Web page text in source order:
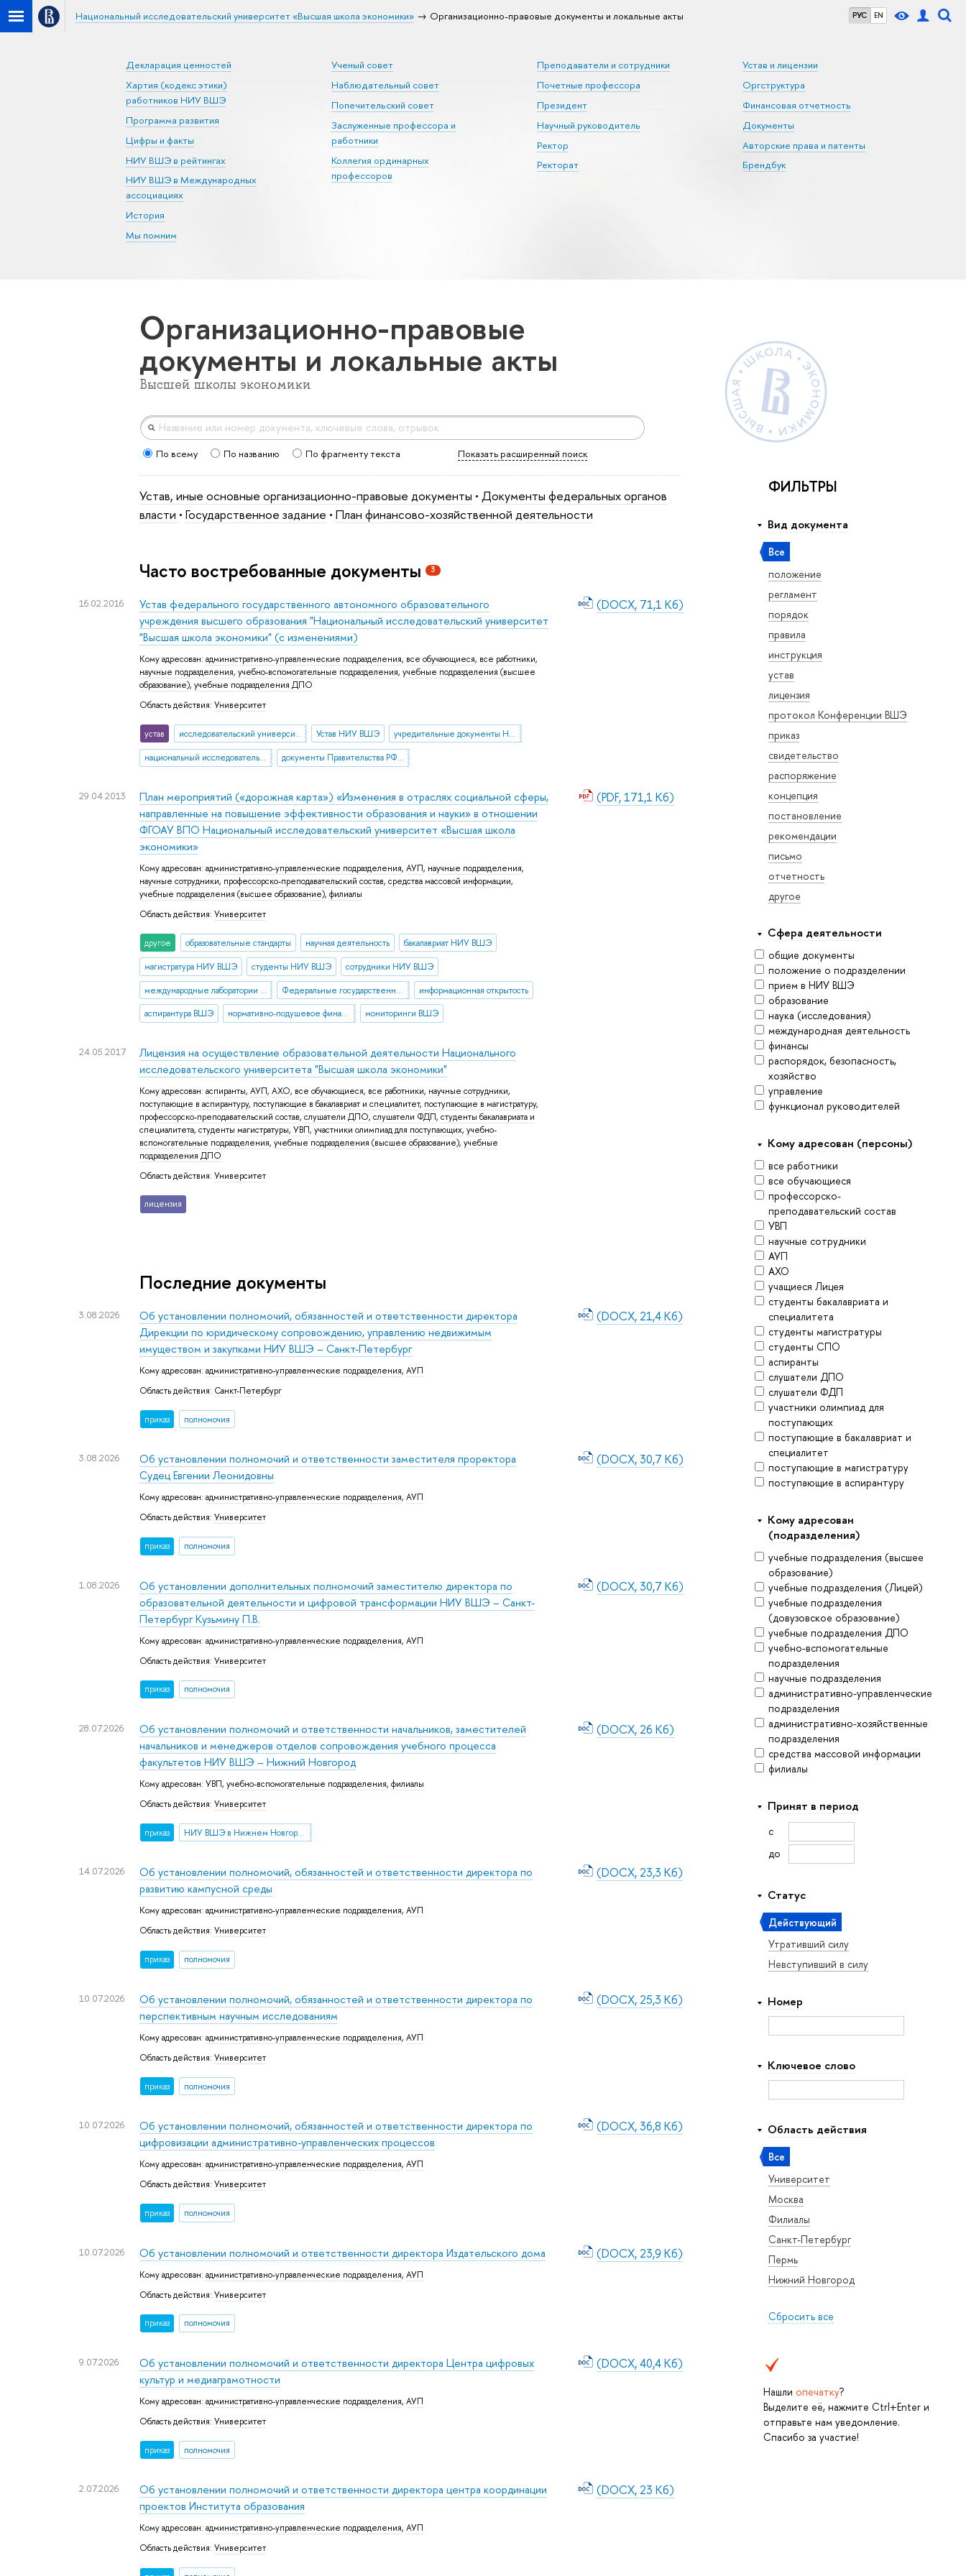
РУС EN
Национальный исследовательский университет «Высшая школа экономики» Организационно-правовые документы и локальные акты
Декларация ценностей
Хартия (кодекс этики)
работников НИУ ВШЭ
Программа развития
Цифры и факты
НИУ ВШЭ в рейтингах
НИУ ВШЭ в Международных
ассоциациях
История
Мы помним
Ученый совет
Наблюдательный совет
Попечительский совет
Заслуженные профессора и
работники
Коллегия ординарных
профессоров
Преподаватели и сотрудники
Почетные профессора
Президент
Научный руководитель
Ректор
Ректорат
Устав и лицензии
Оргструктура
Финансовая отчетность
Документы
Авторские права и патенты
Брендбук
ФИЛЬТРЫ
Вид документа
Все
положение
регламент
порядок
правила
инструкция
устав
лицензия
протокол Конференции ВШЭ
приказ
свидетельство
распоряжение
концепция
постановление
рекомендации
письмо
отчетность
другое
Сфера деятельности
общие документы
положение о подразделении
прием в НИУ ВШЭ
образование
наука (исследования)
международная деятельность
финансы
распорядок, безопасность,
хозяйство
управление
функционал руководителей
Кому адресован (персоны)
все работники
все обучающиеся
профессорско-
преподавательский состав
УВП
научные сотрудники
АУП
АХО
учащиеся Лицея
студенты бакалавриата и
специалитета
студенты магистратуры
студенты СПО
аспиранты
слушатели ДПО
слушатели ФДП
участники олимпиад для
поступающих
поступающие в бакалавриат и
специалитет
поступающие в магистратуру
поступающие в аспирантуру
Кому адресован
(подразделения)
учебные подразделения (высшее
образование)
учебные подразделения (Лицей)
учебные подразделения
(довузовское образование)
учебные подразделения ДПО
учебно-вспомогательные
подразделения
научные подразделения
административно-управленческие
подразделения
административно-хозяйственные
подразделения
средства массовой информации
филиалы
Принят в период
с
до
Статус
Действующий
Утративший силу
Невступивший в силу
Номер
Ключевое слово
Область действия
Все
Университет
Москва
Филиалы
Санкт-Петербург
Пермь
Нижний Новгород
Сбросить все
Нашли опечатку?
Выделите её, нажмите Ctrl+Enter и
отправьте нам уведомление.
Спасибо за участие!
Организационно-правовые
документы и локальные акты
Высшей школы экономики
По всему По названию По фрагменту текста Показать расширенный поиск
Устав, иные основные организационно-правовые документы • Документы федеральных органов
власти • Государственное задание • План финансово-хозяйственной деятельности
Часто востребованные документы 3
16.02.2016
Устав федерального государственного автономного образовательного
учреждения высшего образования "Национальный исследовательский университет
"Высшая школа экономики" (с изменениями)
Кому адресован: административно-управленческие подразделения, все обучающиеся, все работники,
научные подразделения, учебно-вспомогательные подразделения, учебные подразделения (высшее
образование), учебные подразделения ДПО
Область действия: Университет
устав исследовательский университет Устав НИУ ВШЭ учредительные документы НИУ ВШЭ
национальный исследовательский университет документы Правительства РФ о НИУ ВШЭ
(DOCX, 71,1 Кб)
29.04.2013
План мероприятий («дорожная карта») «Изменения в отраслях социальной сферы,
направленные на повышение эффективности образования и науки» в отношении
ФГОАУ ВПО Национальный исследовательский университет «Высшая школа
экономики»
Кому адресован: административно-управленческие подразделения, АУП, научные подразделения,
научные сотрудники, профессорско-преподавательский состав, средства массовой информации,
учебные подразделения (высшее образование), филиалы
Область действия: Университет
другое образовательные стандарты научная деятельность бакалавриат НИУ ВШЭ
магистратура НИУ ВШЭ студенты НИУ ВШЭ сотрудники НИУ ВШЭ
международные лаборатории НИУ ВШЭ Федеральные государственные образовательные стандарты информационная открытость
аспирантура ВШЭ нормативно-подушевое финансирование мониторинги ВШЭ
(PDF, 171,1 Кб)
24.05.2017
Лицензия на осуществление образовательной деятельности Национального
исследовательского университета "Высшая школа экономики"
Кому адресован: аспиранты, АУП, АХО, все обучающиеся, все работники, научные сотрудники,
поступающие в аспирантуру, поступающие в бакалавриат и специалитет, поступающие в магистратуру,
профессорско-преподавательский состав, слушатели ДПО, слушатели ФДП, студенты бакалавриата и
специалитета, студенты магистратуры, УВП, участники олимпиад для поступающих, учебно-
вспомогательные подразделения, учебные подразделения (высшее образование), учебные
подразделения ДПО
Область действия: Университет
лицензия
Последние документы
3.08.2026
Об установлении полномочий, обязанностей и ответственности директора
Дирекции по юридическому сопровождению, управлению недвижимым
имуществом и закупками НИУ ВШЭ – Санкт-Петербург
Кому адресован: административно-управленческие подразделения, АУП
Область действия: Санкт-Петербург
приказ полномочия
(DOCX, 21,4 Кб)
3.08.2026
Об установлении полномочий и ответственности заместителя проректора
Судец Евгении Леонидовны
Кому адресован: административно-управленческие подразделения, АУП
Область действия: Университет
приказ полномочия
(DOCX, 30,7 Кб)
1.08.2026
Об установлении дополнительных полномочий заместителю директора по
образовательной деятельности и цифровой трансформации НИУ ВШЭ – Санкт-
Петербург Кузьмину П.В.
Кому адресован: административно-управленческие подразделения, АУП
Область действия: Университет
приказ полномочия
(DOCX, 30,7 Кб)
28.07.2026
Об установлении полномочий и ответственности начальников, заместителей
начальников и менеджеров отделов сопровождения учебного процесса
факультетов НИУ ВШЭ – Нижний Новгород
Кому адресован: УВП, учебно-вспомогательные подразделения, филиалы
Область действия: Университет
приказ НИУ ВШЭ в Нижнем Новгороде
(DOCX, 26 Кб)
14.07.2026
Об установлении полномочий, обязанностей и ответственности директора по
развитию кампусной среды
Кому адресован: административно-управленческие подразделения, АУП
Область действия: Университет
приказ полномочия
(DOCX, 23,3 Кб)
10.07.2026
Об установлении полномочий, обязанностей и ответственности директора по
перспективным научным исследованиям
Кому адресован: административно-управленческие подразделения, АУП
Область действия: Университет
приказ полномочия
(DOCX, 25,3 Кб)
10.07.2026
Об установлении полномочий, обязанностей и ответственности директора по
цифровизации административно-управленческих процессов
Кому адресован: административно-управленческие подразделения, АУП
Область действия: Университет
приказ полномочия
(DOCX, 36,8 Кб)
10.07.2026 Об установлении полномочий и ответственности директора Издательского дома
Кому адресован: административно-управленческие подразделения, АУП
Область действия: Университет
приказ полномочия
(DOCX, 23,9 Кб)
9.07.2026
Об установлении полномочий и ответственности директора Центра цифровых
культур и медиаграмотности
Кому адресован: административно-управленческие подразделения, АУП
Область действия: Университет
приказ полномочия
(DOCX, 40,4 Кб)
2.07.2026
Об установлении полномочий и ответственности директора центра координации
проектов Института образования
Кому адресован: административно-управленческие подразделения, АУП
Область действия: Университет
(DOCX, 23 Кб)